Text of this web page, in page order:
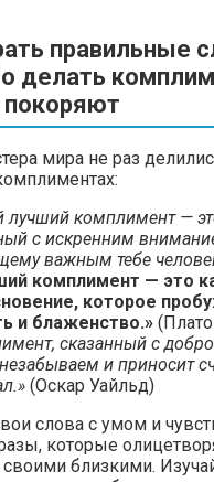
правильные
делать
мира не раз
лучший комплимент —
с искренним
важным тебе
комплимент — это
которое
и блаженство.»
сказанный с
и приносит
(Оскар Уайльд)
слова с умом и
которые
близкими.